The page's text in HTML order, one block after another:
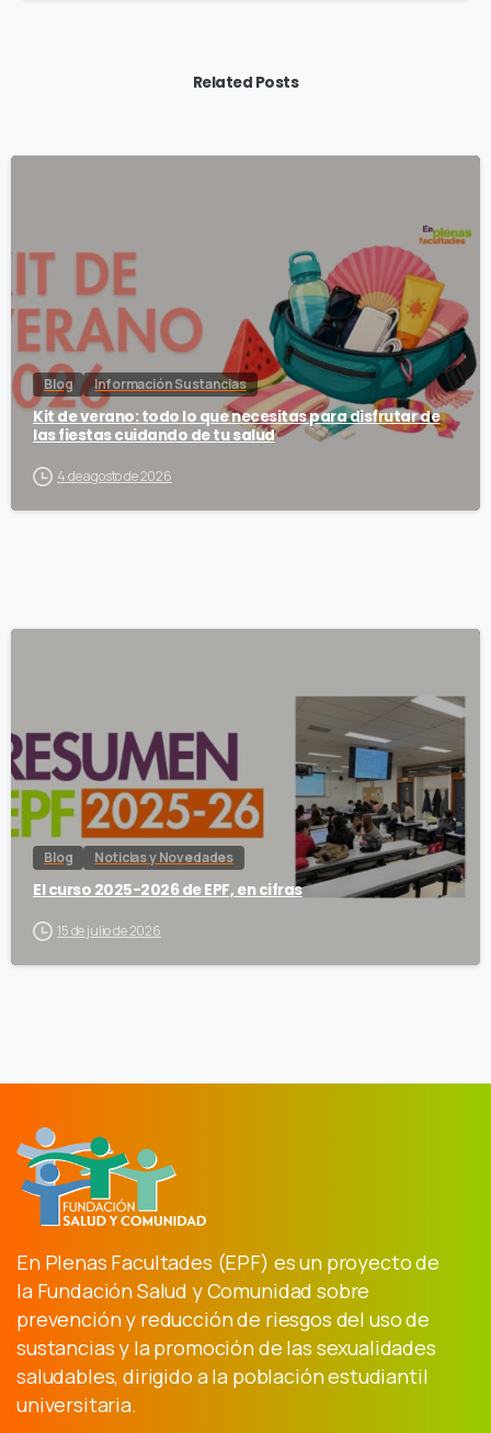
Related Posts
Blog Información Sustancias
Kit de verano: todo lo que necesitas para disfrutar de
las fiestas cuidando de tu salud
4 de agosto de 2026
Blog Noticias y Novedades
El curso 2025-2026 de EPF, en cifras
15 de julio de 2026
En Plenas Facultades (EPF) es un proyecto de
la Fundación Salud y Comunidad sobre
prevención y reducción de riesgos del uso de
sustancias y la promoción de las sexualidades
saludables, dirigido a la población estudiantil
universitaria.